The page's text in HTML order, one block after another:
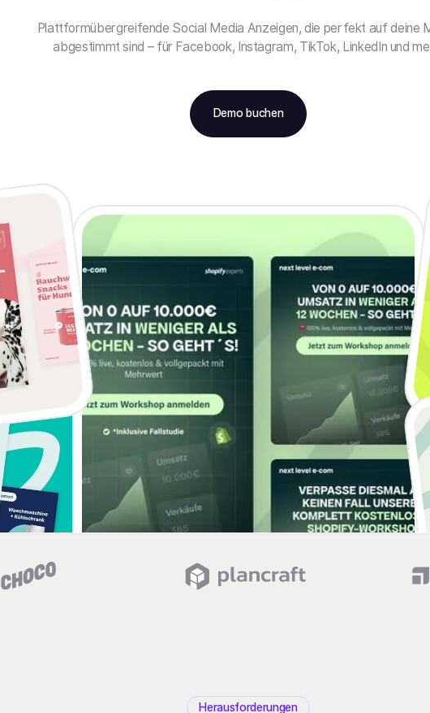
Plattformübergreifende Social Media Anzeigen, die perfekt auf deine
abgestimmt sind – für Facebook, Instagram, TikTok, LinkedIn und
Demo buchen
Herausforderungen